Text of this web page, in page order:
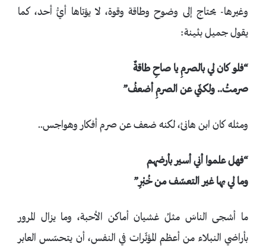
وغيرها- يحتاج إلى وضوح وطاقة وقوة، لا يؤتاها أيُّ أحد، كما
يقول جميل بثينة:
“فلو كان لي بالصرمِ يا صاحِ طاقةٌ
صرمتُ.. ولكنّي عن الصرمِ أضعفُ”
ومثله كان ابن هانئ، لكنه ضعف عن صرم أفكار وهواجس..
“فهل علموا أني أسير بأرضهم
وما لي بها غير التعسّف من خُبْرِ”
ما أشجى الناسَ مثلُ غشيان أماكن الأحبة، وما يزال المرور
بأراضي النبلاء من أعظم المؤثّرات في النفس، أن يتحسّس العابر